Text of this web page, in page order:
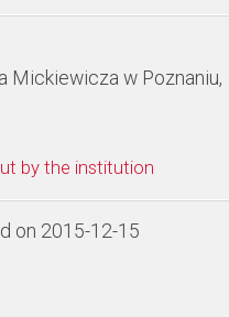
Mickiewicza w Poznaniu,
by the institution
on 2015-12-15